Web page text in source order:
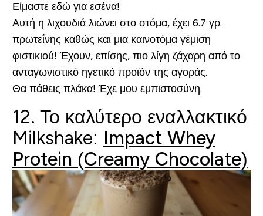
Είμαστε εδώ για εσένα!
Αυτή η λιχουδιά λιώνει στο στόμα, έχει 6.7 γρ.
πρωτεΐνης καθώς και μια καινοτόμα γέμιση
φιστικιού! Έχουν, επίσης, πιο λίγη ζάχαρη από το
ανταγωνιστικό ηγετικό προϊόν της αγοράς.
Θα πάθεις πλάκα! Έχε μου εμπιστοσύνη.
12. Το καλύτερο εναλλακτικό
Milkshake: Impact Whey
Protein (Creamy Chocolate)